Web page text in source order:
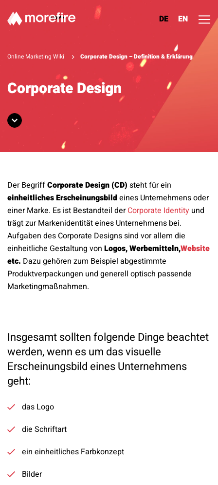
DE EN
Lösungen
Referenzen
Kontakt
Online Marketing Wiki Corporate Design – Definition & Erklärung
Corporate Design
Der BegriffCorporate Design (CD) steht für ein
einheitliches Erscheinungsbildeines Unternehmens oder
einer Marke. Es ist Bestandteil derCorporate Identity und
trägt zur Markenidentität eines Unternehmens bei.
Aufgaben des Corporate Designs sind vor allem die
einheitliche Gestaltung von Logos, Werbemitteln,Website
etc. Dazu gehören zum Beispiel abgestimmte
Produktverpackungen und generell optisch passende
Marketingmaßnahmen.
Insgesamt sollten folgende Dinge beachtet
werden, wenn es um das visuelle
Erscheinungsbild eines Unternehmens
geht:
das Logo
die Schriftart
ein einheitliches Farbkonzept
Bilder